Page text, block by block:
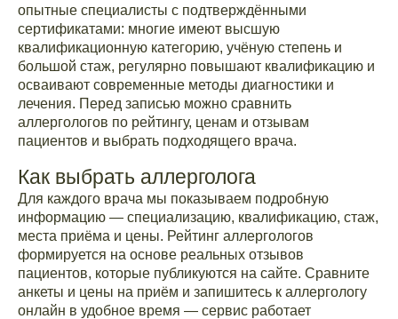
опытные специалисты с подтверждёнными
сертификатами: многие имеют высшую
квалификационную категорию, учёную степень и
большой стаж, регулярно повышают квалификацию и
осваивают современные методы диагностики и
лечения. Перед записью можно сравнить
аллергологов по рейтингу, ценам и отзывам
пациентов и выбрать подходящего врача.
Как выбрать аллерголога
Для каждого врача мы показываем подробную
информацию — специализацию, квалификацию, стаж,
места приёма и цены. Рейтинг аллергологов
формируется на основе реальных отзывов
пациентов, которые публикуются на сайте. Сравните
анкеты и цены на приём и запишитесь к аллергологу
онлайн в удобное время — сервис работает